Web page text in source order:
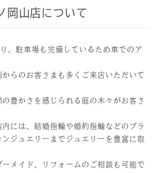
岡山店について
、駐車場も完備しているため車でのア
らのお客さまも多くご来店いただいて
豊かさを感じられる庭の木々がお客さ
には、結婚指輪や婚約指輪などのブラ
ジュエリーまでジュエリーを豊富に取
メイド、リフォームのご相談も可能で